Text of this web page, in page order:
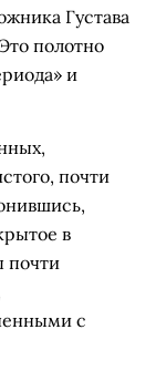
Густава
полотно
и
почти
в
почти
с